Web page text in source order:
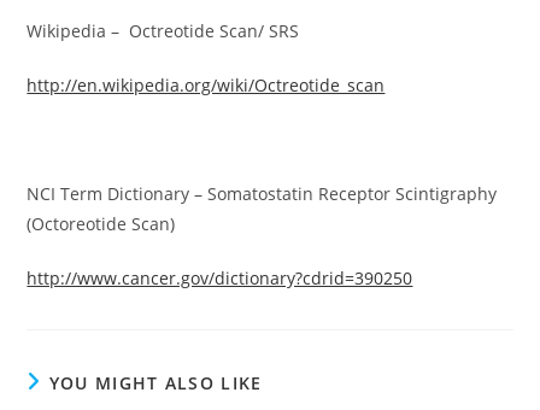
Wikipedia – Octreotide Scan/ SRS
http://en.wikipedia.org/wiki/Octreotide_scan
NCI Term Dictionary – Somatostatin Receptor Scintigraphy
(Octoreotide Scan)
http://www.cancer.gov/dictionary?cdrid=390250
YOU MIGHT ALSO LIKE